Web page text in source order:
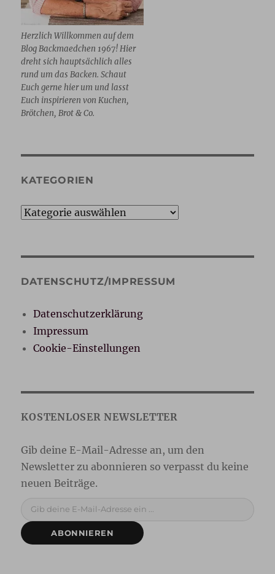
Herzlich Willkommen auf dem
Blog Backmaedchen 1967! Hier
dreht sich hauptsächlich alles
rund um das Backen. Schaut
Euch gerne hier um und lasst
Euch inspirieren von Kuchen,
Brötchen, Brot & Co.
KATEGORIEN
Kategorien
DATENSCHUTZ/IMPRESSUM
Datenschutzerklärung
Impressum
Cookie-Einstellungen
ABONNIEREN